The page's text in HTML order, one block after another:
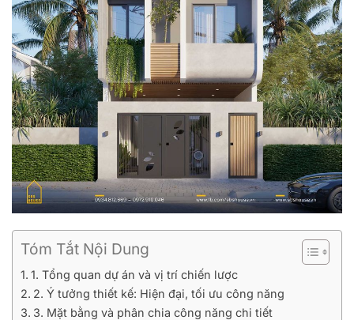
Tóm Tắt Nội Dung
1. Tổng quan dự án và vị trí chiến lược
2. Ý tưởng thiết kế: Hiện đại, tối ưu công năng
3. Mặt bằng và phân chia công năng chi tiết